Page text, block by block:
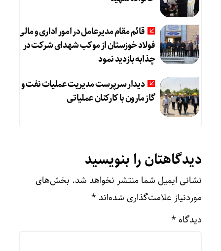
قائم مقام مدیرعامل در امور اداری و مالی
فولاد خوزستان از موکب شهدای شرکت در
چذابه بازدید نمود
دیدار سرپرست مدیریت عملیات نفت و
گاز مارون با کارکنان عملیاتی
دیدگاهتان را بنویسید
نشانی ایمیل شما منتشر نخواهد شد. بخش‌های
موردنیاز علامت‌گذاری شده‌اند *
دیدگاه *